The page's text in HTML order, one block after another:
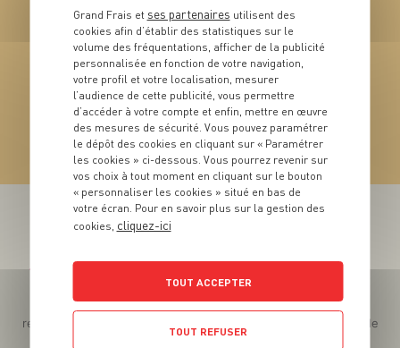
PRODUIT
Vin Blanc
VOIR LE PRODUIT
Téléchargez l’App pour profiter d’offres exclusives !
Des promos exclusives, des récompenses généreuses, des
recettes gourmandes, des jeux inédits... le tout dans une seule
app !
Grand Frais et ses partenaires utilisent des
cookies afin d’établir des statistiques sur le
volume des fréquentations, afficher de la publicité
personnalisée en fonction de votre navigation,
votre profil et votre localisation, mesurer
l’audience de cette publicité, vous permettre
d’accéder à votre compte et enfin, mettre en œuvre
des mesures de sécurité. Vous pouvez paramétrer
le dépôt des cookies en cliquant sur « Paramétrer
les cookies » ci-dessous. Vous pourrez revenir sur
vos choix à tout moment en cliquant sur le bouton
« personnaliser les cookies » situé en bas de
votre écran. Pour en savoir plus sur la gestion des
cookies, cliquez-ici
TOUT ACCEPTER
TOUT REFUSER